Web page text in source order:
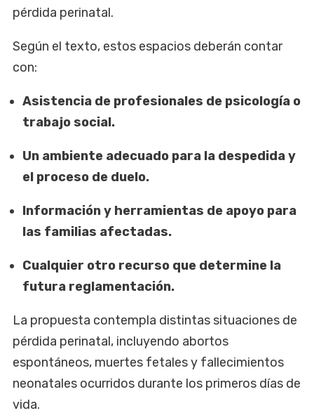
pérdida perinatal.
Según el texto, estos espacios deberán contar
con:
Asistencia de profesionales de psicología o
trabajo social.
Un ambiente adecuado para la despedida y
el proceso de duelo.
Información y herramientas de apoyo para
las familias afectadas.
Cualquier otro recurso que determine la
futura reglamentación.
La propuesta contempla distintas situaciones de
pérdida perinatal, incluyendo abortos
espontáneos, muertes fetales y fallecimientos
neonatales ocurridos durante los primeros días de
vida.